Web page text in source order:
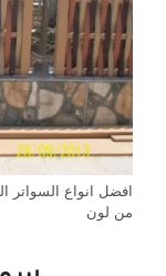
افضل انواع السواتر
من لون